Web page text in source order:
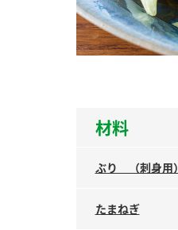
材料
ぶり （刺身用）
たまねぎ